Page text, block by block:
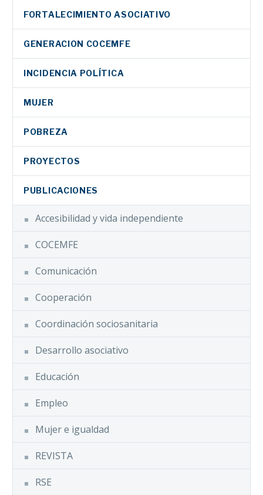
FORTALECIMIENTO ASOCIATIVO
GENERACION COCEMFE
INCIDENCIA POLÍTICA
MUJER
POBREZA
PROYECTOS
PUBLICACIONES
Accesibilidad y vida independiente
COCEMFE
Comunicación
Cooperación
Coordinación sociosanitaria
Desarrollo asociativo
Educación
Empleo
Mujer e igualdad
REVISTA
RSE